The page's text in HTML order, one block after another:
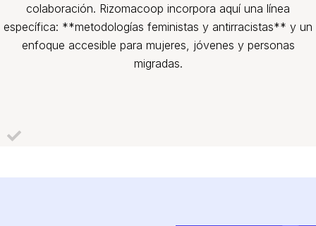
colaboración. Rizomacoop incorpora aquí una línea
específica: **metodologías feministas y antirracistas** y un
enfoque accesible para mujeres, jóvenes y personas
migradas.